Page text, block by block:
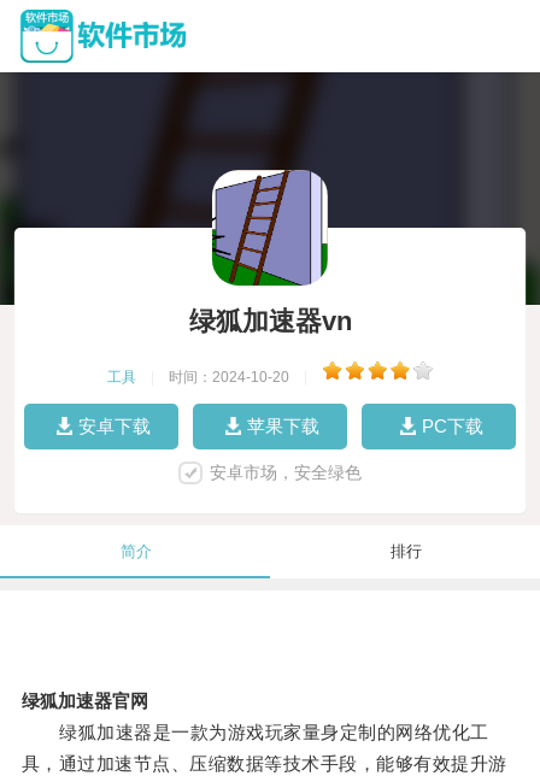
绿狐加速器vn
工具 时间：2024-10-20
安卓下载 苹果下载 PC下载
安卓市场，安全绿色
简介 排行
绿狐加速器官网
绿狐加速器是一款为游戏玩家量身定制的网络优化工
具，通过加速节点、压缩数据等技术手段，能够有效提升游